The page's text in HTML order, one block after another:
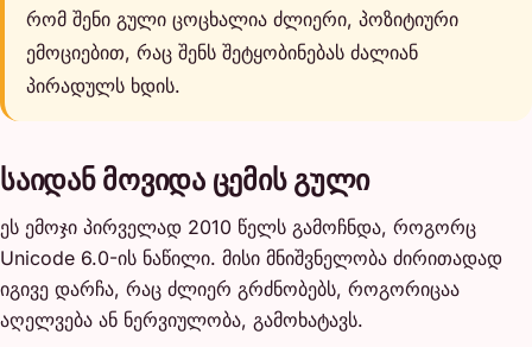
რომ შენი გული ცოცხალია ძლიერი, პოზიტიური
ემოციებით, რაც შენს შეტყობინებას ძალიან
პირადულს ხდის.
საიდან მოვიდა ცემის გული
ეს ემოჯი პირველად 2010 წელს გამოჩნდა, როგორც
Unicode 6.0-ის ნაწილი. მისი მნიშვნელობა ძირითადად
იგივე დარჩა, რაც ძლიერ გრძნობებს, როგორიცაა
აღელვება ან ნერვიულობა, გამოხატავს.